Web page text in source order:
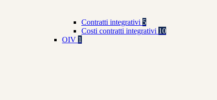
Contratti integrativi 5
Costi contratti integrativi 10
OIV 1